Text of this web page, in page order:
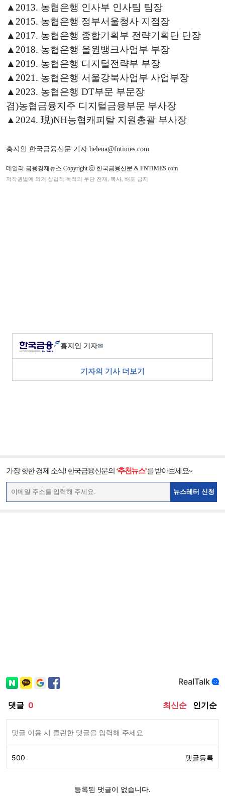
▲2013. 농협은행 인사부 인사팀 팀장
▲2015. 농협은행 정부서울청사 지점장
▲2017. 농협은행 종합기획부 전략기획단 단장
▲2018. 농협은행 올원뱅크사업부 부장
▲2019. 농협은행 디지털전략부 부장
▲2021. 농협은행 서울강북사업부 사업부장
▲2023. 농협은행 DT부문 부문장
겸)농협금융지주 디지털금융부문 부사장
▲2024. 現)NH농협캐피탈 지원총괄 부사장
홍지인 한국금융신문 기자 helena@fntimes.com
데일리 금융경제뉴스 Copyright ⓒ 한국금융신문 & FNTIMES.com
저작권법에 의거 상업적 목적의 무단 전재, 복사, 배포 금지
홍지인 기자✉
기자의 기사 더보기
가장 핫한 경제 소식! 한국금융신문의 ‘추천뉴스’를 받아보세요~
뉴스레터 신청